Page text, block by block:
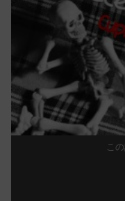
こ